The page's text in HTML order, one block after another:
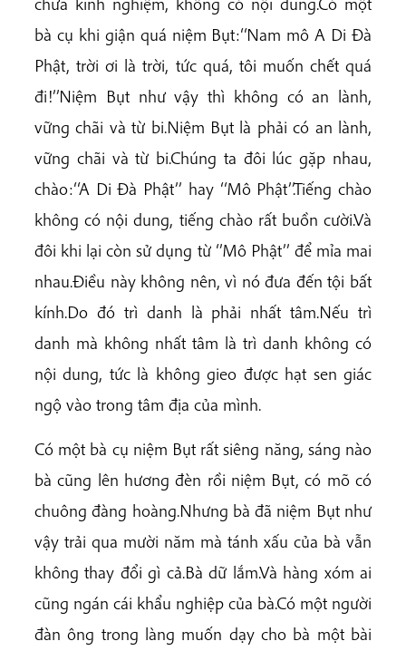
bà cụ khi giận quá niệm Bụt:‘‘Nam mô A Di Đà
Phật, trời ơi là trời, tức quá, tôi muốn chết quá
đi!’’Niệm Bụt như vậy thì không có an lành,
vững chãi và từ bi.Niệm Bụt là phải có an lành,
vững chãi và từ bi.Chúng ta đôi lúc gặp nhau,
chào:‘‘A Di Đà Phật’’ hay ‘‘Mô Phật’’.Tiếng chào
không có nội dung, tiếng chào rất buồn cười.Và
đôi khi lại còn sử dụng từ ‘’Mô Phật’’ để mỉa mai
nhau.Điều này không nên, vì nó đưa đến tội bất
kính.Do đó trì danh là phải nhất tâm.Nếu trì
danh mà không nhất tâm là trì danh không có
nội dung, tức là không gieo được hạt sen giác
ngộ vào trong tâm địa của mình.
Có một bà cụ niệm Bụt rất siêng năng, sáng nào
bà cũng lên hương đèn rồi niệm Bụt, có mõ có
chuông đàng hoàng.Nhưng bà đã niệm Bụt như
vậy trải qua mười năm mà tánh xấu của bà vẫn
không thay đổi gì cả.Bà dữ lắm.Và hàng xóm ai
cũng ngán cái khẩu nghiệp của bà.Có một người
đàn ông trong làng muốn dạy cho bà một bài